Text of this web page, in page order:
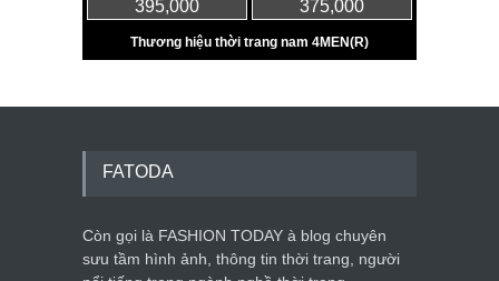
FATODA
Còn gọi là FASHION TODAY à blog chuyên
sưu tầm hình ảnh, thông tin thời trang, người